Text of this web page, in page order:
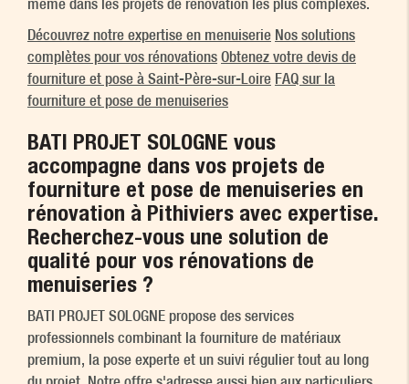
même dans les projets de rénovation les plus complexes.
Découvrez notre expertise en menuiserie Nos solutions
complètes pour vos rénovations Obtenez votre devis de
fourniture et pose à Saint-Père-sur-Loire FAQ sur la
fourniture et pose de menuiseries
BATI PROJET SOLOGNE vous
accompagne dans vos projets de
fourniture et pose de menuiseries en
rénovation à Pithiviers avec expertise.
Recherchez-vous une solution de
qualité pour vos rénovations de
menuiseries ?
BATI PROJET SOLOGNE propose des services
professionnels combinant la fourniture de matériaux
premium, la pose experte et un suivi régulier tout au long